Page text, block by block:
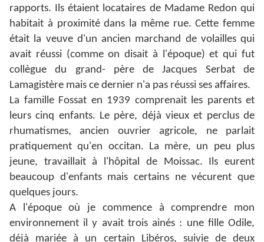
rapports. Ils étaient locataires de Madame Redon qui
habitait à proximité dans la même rue. Cette femme
était la veuve d'un ancien marchand de volailles qui
avait réussi (comme on disait à l'époque) et qui fut
collègue du grand- père de Jacques Serbat de
Lamagistère mais ce dernier n'a pas réussi ses affaires.
La famille Fossat en 1939 comprenait les parents et
leurs cinq enfants. Le père, déjà vieux et perclus de
rhumatismes, ancien ouvrier agricole, ne parlait
pratiquement qu'en occitan. La mère, un peu plus
jeune, travaillait à l'hôpital de Moissac. Ils eurent
beaucoup d'enfants mais certains ne vécurent que
quelques jours.
A l'époque où je commence à comprendre mon
environnement il y avait trois ainés : une fille Odile,
déjà mariée à un certain Libéros, suivie de deux